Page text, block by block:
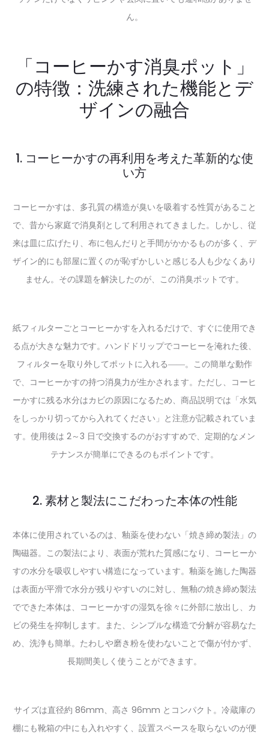
ん。
「コーヒーかす消臭ポット」
の特徴：洗練された機能とデ
ザインの融合
1. コーヒーかすの再利用を考えた革新的な使
い方
コーヒーかすは、多孔質の構造が臭いを吸着する性質があること
で、昔から家庭で消臭剤として利用されてきました。しかし、従
来は皿に広げたり、布に包んだりと手間がかかるものが多く、デ
ザイン的にも部屋に置くのが恥ずかしいと感じる人も少なくあり
ません。その課題を解決したのが、この消臭ポットです。
紙フィルターごとコーヒーかすを入れるだけで、すぐに使用でき
る点が大きな魅力です。ハンドドリップでコーヒーを淹れた後、
フィルターを取り外してポットに入れる――。この簡単な動作
で、コーヒーかすの持つ消臭力が生かされます。ただし、コーヒ
ーかすに残る水分はカビの原因になるため、商品説明では「水気
をしっかり切ってから入れてください」と注意が記載されていま
す。使用後は 2～3 日で交換するのがおすすめで、定期的なメン
テナンスが簡単にできるのもポイントです。
2. 素材と製法にこだわった本体の性能
本体に使用されているのは、釉薬を使わない「焼き締め製法」の
陶磁器。この製法により、表面が荒れた質感になり、コーヒーか
すの水分を吸収しやすい構造になっています。釉薬を施した陶器
は表面が平滑で水分が残りやすいのに対し、無釉の焼き締め製法
でできた本体は、コーヒーかすの湿気を徐々に外部に放出し、カ
ビの発生を抑制します。また、シンプルな構造で分解が容易なた
め、洗浄も簡単。たわしや磨き粉を使わないことで傷が付かず、
長期間美しく使うことができます。
サイズは直径約 86mm、高さ 96mm とコンパクト。冷蔵庫の
棚にも靴箱の中にも入れやすく、設置スペースを取らないのが便